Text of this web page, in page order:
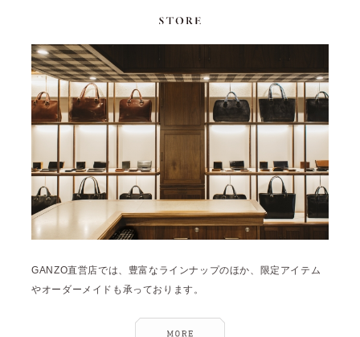
GANZO直営店では、豊富なラインナップのほか、限定アイテム
やオーダーメイドも承っております。